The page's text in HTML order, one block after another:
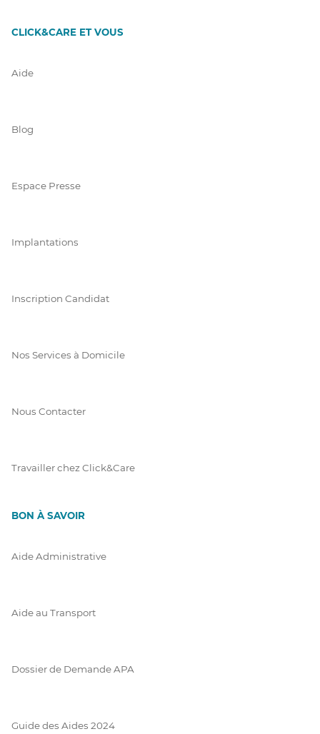
CLICK&CARE ET VOUS
Aide
Blog
Espace Presse
Implantations
Inscription Candidat
Nos Services à Domicile
Nous Contacter
Travailler chez Click&Care
BON À SAVOIR
Aide Administrative
Aide au Transport
Dossier de Demande APA
Guide des Aides 2024